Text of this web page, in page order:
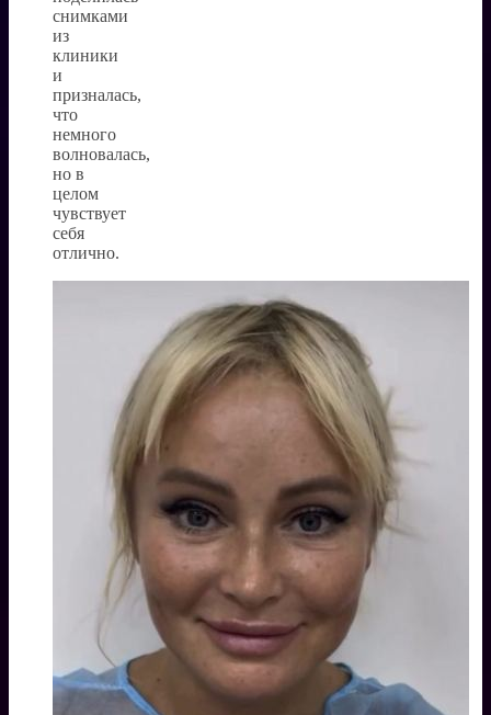
снимками
из
клиники
и
призналась,
что
немного
волновалась,
но в
целом
чувствует
себя
отлично.